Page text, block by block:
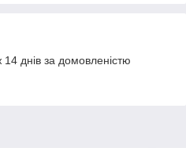
днів за домовленістю